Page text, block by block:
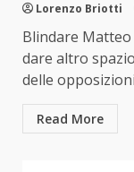
Lorenzo Briotti
Blindare Matteo
dare altro
delle
Read More